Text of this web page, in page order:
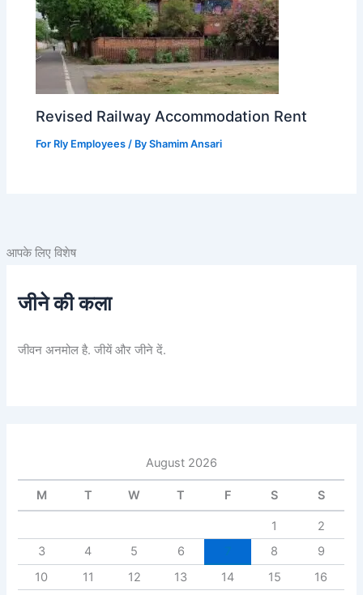
Revised Railway Accommodation Rent
For Rly Employees / ByShamim Ansari
आपके लिए विशेष
जीने की कला
जीवन अनमोल है. जीयें और जीने दें.
August 2026
M T W T F S S
1
2
3
4 5 6 8
9
10
11 12 13 14 15
16